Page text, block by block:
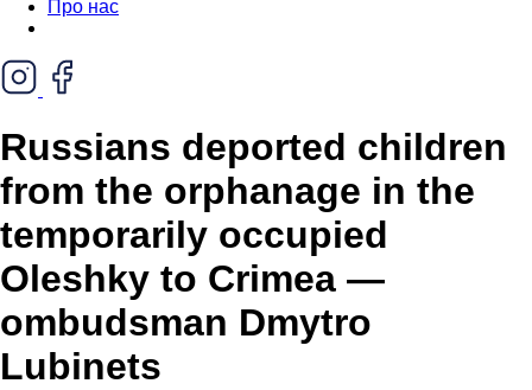
Про нас
Russians deported children
from the orphanage in the
temporarily occupied
Oleshky to Crimea —
ombudsman Dmytro
Lubinets